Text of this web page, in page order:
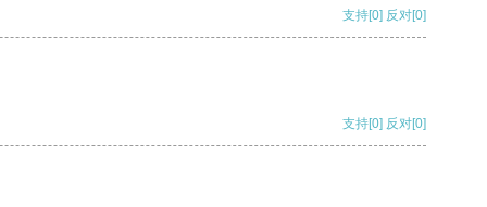
支持[0] 反对[0]
支持[0] 反对[0]